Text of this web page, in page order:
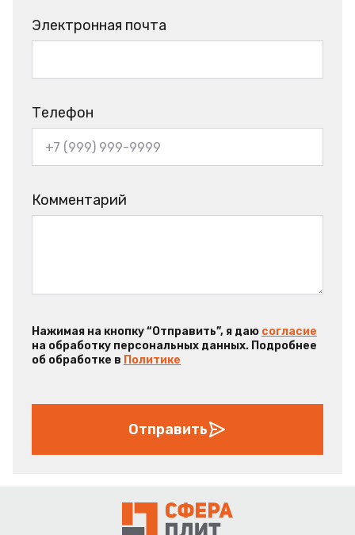
Электронная почта
Телефон
Комментарий
Нажимая на кнопку “Отправить”, я даю согласие
на обработку персональных данных. Подробнее
об обработке в Политике
Отправить